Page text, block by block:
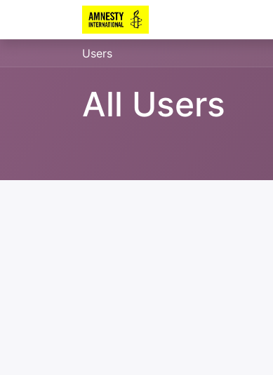
Users
All Users